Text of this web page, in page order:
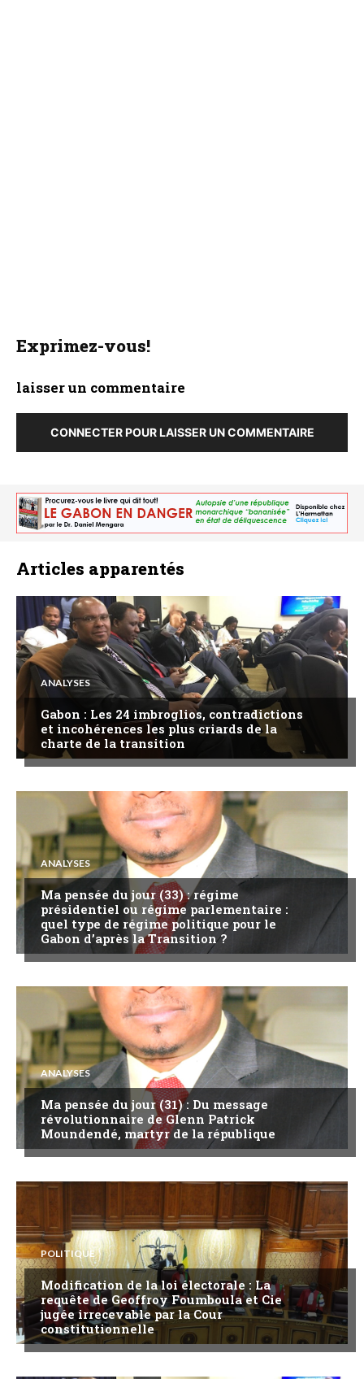
Exprimez-vous!
laisser un commentaire
CONNECTER POUR LAISSER UN COMMENTAIRE
Articles apparentés
ANALYSES
Gabon : Les 24 imbroglios, contradictions
et incohérences les plus criards de la
charte de la transition
ANALYSES
Ma pensée du jour (33) : régime
présidentiel ou régime parlementaire :
quel type de régime politique pour le
Gabon d’après la Transition ?
ANALYSES
Ma pensée du jour (31) : Du message
révolutionnaire de Glenn Patrick
Moundendé, martyr de la république
POLITIQUE
Modification de la loi électorale : La
requête de Geoffroy Foumboula et Cie
jugée irrecevable par la Cour
constitutionnelle